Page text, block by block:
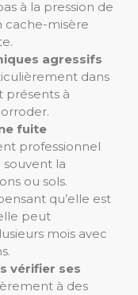
à la pression de
cache-misère
agressifs
dans
présents à
fuite
professionnel
la
ou sols.
qu’elle est
peut
mois avec
vérifier ses
à des